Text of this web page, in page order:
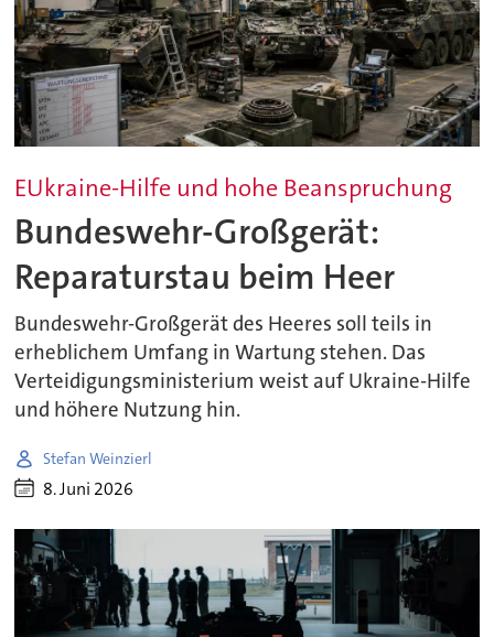
EUkraine-Hilfe und hohe Beanspruchung
Bundeswehr-Großgerät:
Reparaturstau beim Heer
Bundeswehr-Großgerät des Heeres soll teils in
erheblichem Umfang in Wartung stehen. Das
Verteidigungsministerium weist auf Ukraine-Hilfe
und höhere Nutzung hin.
Stefan Weinzierl
8. Juni 2026